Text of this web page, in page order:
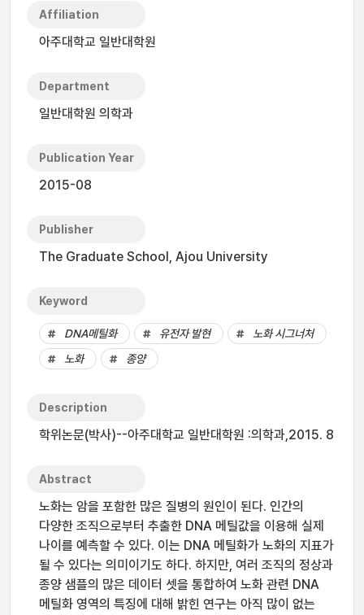
Affiliation
아주대학교 일반대학원
Department
일반대학원 의학과
Publication Year
2015-08
Publisher
The Graduate School, Ajou University
Keyword
DNA메틸화 유전자 발현
노화 시그너처
노화
종양
Description
학위논문(박사)--아주대학교 일반대학원 :의학과,2015. 8
Abstract
노화는 암을 포함한 많은 질병의 원인이 된다. 인간의
다양한 조직으로부터 추출한 DNA 메틸값을 이용해 실제
나이를 예측할 수 있다. 이는 DNA 메틸화가 노화의 지표가
될 수 있다는 의미이기도 하다. 하지만, 여러 조직의 정상과
종양 샘플의 많은 데이터 셋을 통합하여 노화 관련 DNA
메틸화 영역의 특징에 대해 밝힌 연구는 아직 많이 없는